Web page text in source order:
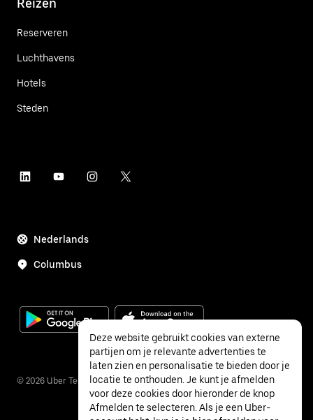
Reizen
Reserveren
Luchthavens
Hotels
Steden
Nederlands
Columbus
© 2026 Uber Technologies Inc.
Deze website gebruikt cookies van externe
partijen om je relevante advertenties te
laten zien en personalisatie te bieden door je
locatie te onthouden. Je kunt je afmelden
voor deze cookies door hieronder de knop
Afmelden te selecteren. Als je een Uber-